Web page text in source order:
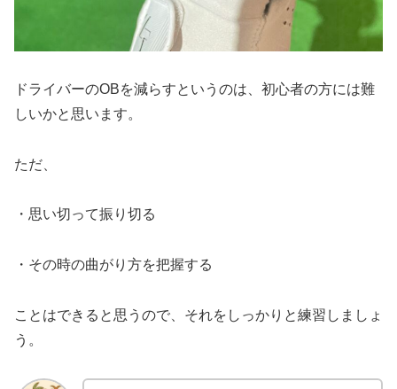
ドライバーのOBを減らすというのは、初心者の方には難
しいかと思います。
ただ、
・思い切って振り切る
・その時の曲がり方を把握する
ことはできると思うので、それをしっかりと練習しましょ
う。